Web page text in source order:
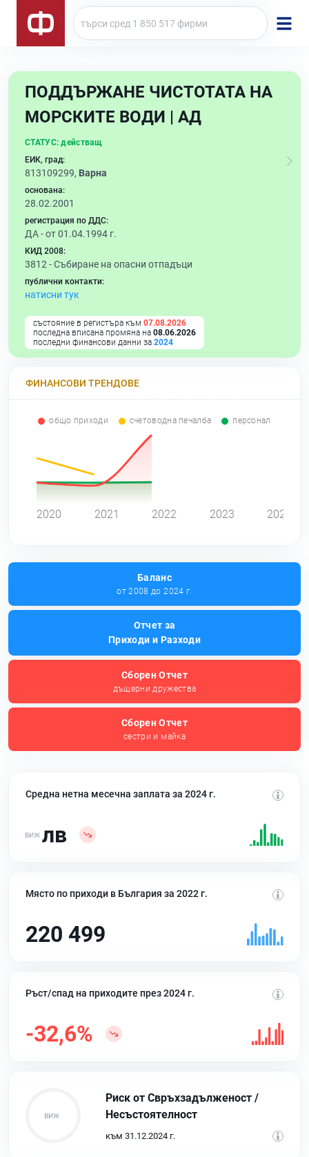
ПОДДЪРЖАНЕ ЧИСТОТАТА НА
МОРСКИТЕ ВОДИ | АД
СТАТУС: действащ
ЕИК, град:
813109299, Варна
основана:
28.02.2001
регистрация по ДДС:
ДА - от 01.04.1994 г.
КИД 2008:
3812 -Събиране на опасни отпадъци
публични контакти:
натисни тук
състояние в регистъра към 07.08.2026
последна вписана промяна на 08.06.2026
последни финансови данни за 2024
ФИНАНСОВИ ТРЕНДОВЕ
общо приходи счетоводна печалба персонал
2020 2021 2022 2023 2024
Баланс
от 2008 до 2024 г.
Отчет за
Приходи и Разходи
Сборен Отчет
дъщерни дружества
Сборен Отчет
сестри и майка
Средна нетна месечна заплата за 2024 г.
лв
Място по приходи в България за 2022 г.
220 499
Ръст/спад на приходите през 2024 г.
-32,6%
Риск от Свръхзадълженост /
Несъстоятелност
към 31.12.2024 г.